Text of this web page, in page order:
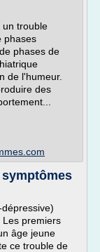
un trouble
phases
phases de
de l'humeur.
des
Les premiers
âge jeune
ce trouble de